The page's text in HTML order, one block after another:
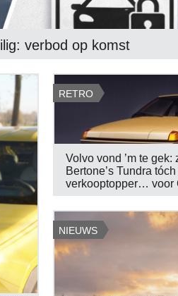
verbod op komst
RETRO
Volvo vond ’m te gek:
Bertone’s Tundra
verkooptopper… voor
NIEUWS